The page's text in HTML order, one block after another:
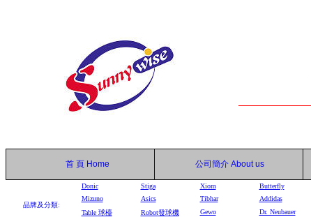
首 頁 Home 公司簡介 About us
品牌及分類:
Donic Stiga Xiom Butterfly
Mizuno
Asics Tibhar Addidas
Table 球檯 Robot發球機 Gewo Dr. Neubauer